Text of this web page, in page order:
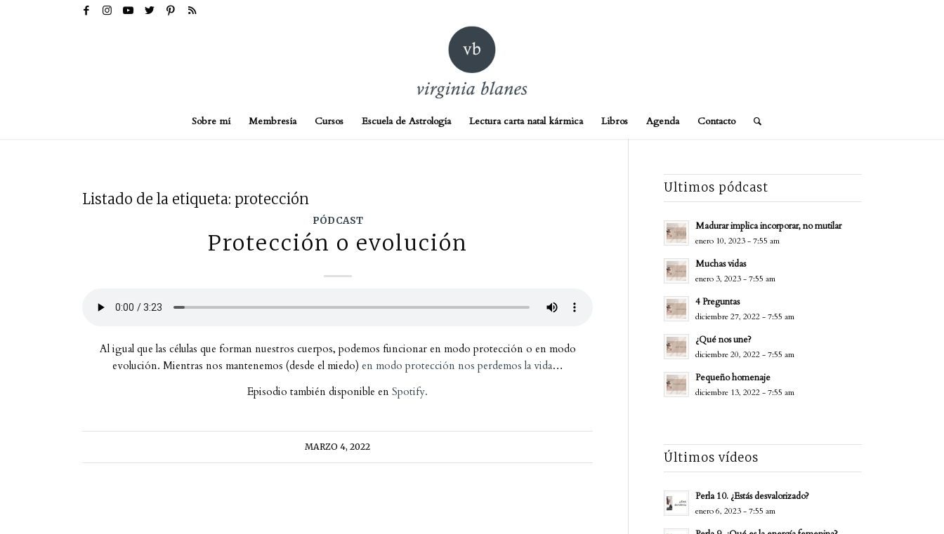
Sobre mí Membresía Cursos Escuela de Astrología Lectura carta natal kármica Libros Agenda Contacto
Listado de la etiqueta: protección
PÓDCAST
Protección o evolución
Al igual que las células que forman nuestros cuerpos, podemos funcionar en modo protección o en modo
evolución. Mientras nos mantenemos (desde el miedo) en modo protección nos perdemos la vida…
Episodio también disponible enSpotify.
MARZO 4, 2022
Ultimos pódcast
Madurar implica incorporar, no mutilar
enero 10, 2023 - 7:55 am
Muchas vidas
enero 3, 2023 - 7:55 am
4 Preguntas
diciembre 27, 2022 - 7:55 am
¿Qué nos une?
diciembre 20, 2022 - 7:55 am
Pequeño homenaje
diciembre 13, 2022 - 7:55 am
Últimos vídeos
Perla 10. ¿Estás desvalorizado?
enero 6, 2023 - 7:55 am